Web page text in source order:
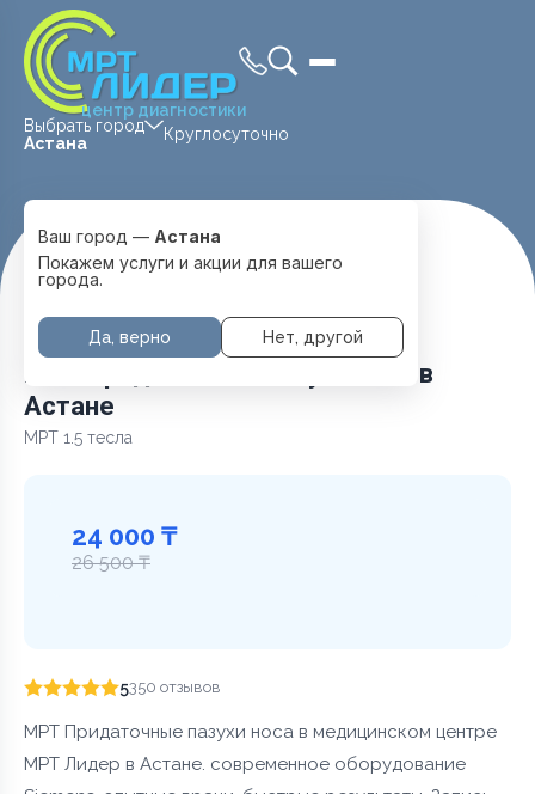
центр диагностики
Выбрать город
Астана
Круглосуточно
Ваш город — Астана
Покажем услуги и акции для вашего
города.
Да, верно Нет, другой
Главная Услуги и цены МРТ Головы
МРТ Придаточные пазухи носа
МРТ Придаточные пазухи носа в
Астане
МРТ 1.5 тесла
24 000 ₸
26 500 ₸
5350 отзывов
МРТ Придаточные пазухи носа в медицинском центре
МРТ Лидер в Астане. современное оборудование